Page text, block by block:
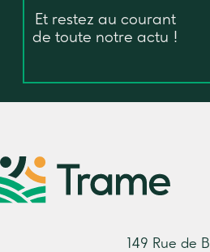
Et restez au courant
de toute notre actu !
149 Rue de